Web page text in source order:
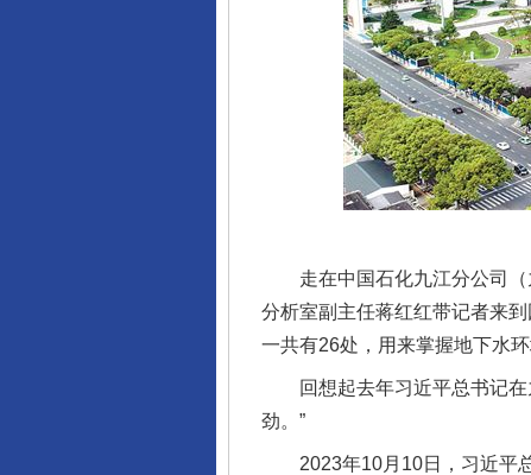
走在中国石化九江分公司（
分析室副主任蒋红红带记者来
一共有26处，用来掌握地下水
回想起去年习近平总书记在
劲。”
2023年10月10日，习近平总